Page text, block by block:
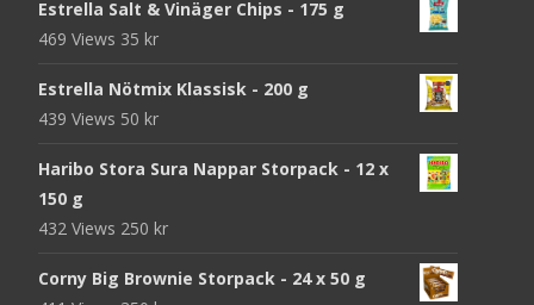
Estrella Salt & Vinäger Chips - 175 g
469 Views 35 kr
Estrella Nötmix Klassisk - 200 g
439 Views 50 kr
Haribo Stora Sura Nappar Storpack - 12 x
150 g
432 Views 250 kr
Corny Big Brownie Storpack - 24 x 50 g